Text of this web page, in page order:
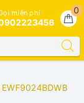
0
miễn phí